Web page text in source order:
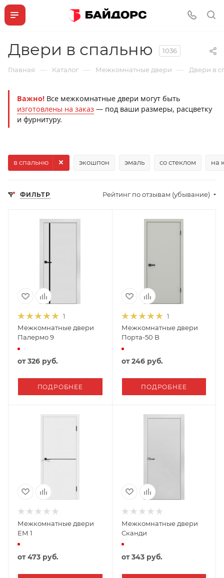
Двери в спальню 1036
Главная — Каталог — Межкомнатные двери — Двери в
Важно! Все межкомнатные двери могут быть
изготовлены на заказ — под ваши размеры, расцветку
и фурнитуру.
экошпон эмаль со стеклом
в спальню на
ФИЛЬТР Рейтинг по отзывам (убывание)
1
Межкомнатные двери
Палермо 9
от326 руб.
ПОДРОБНЕЕ
1
Межкомнатные двери
Порта-50 B
от246 руб.
ПОДРОБНЕЕ
Межкомнатные двери
ЕМ 1
от473 руб.
Межкомнатные двери
Сканди
от343 руб.